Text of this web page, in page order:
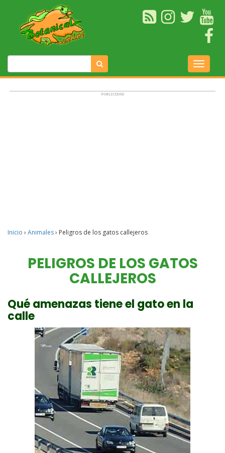
Inicio › Animales› Peligros de los gatos callejeros
PELIGROS DE LOS GATOS
CALLEJEROS
Qué amenazas tiene el gato en la
calle